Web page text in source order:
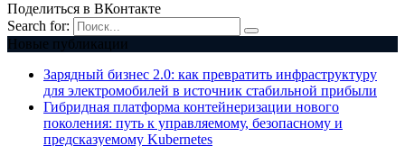
Поделиться в ВКонтакте
Search for:
Новые публикации
Зарядный бизнес 2.0: как превратить инфраструктуру
для электромобилей в источник стабильной прибыли
Гибридная платформа контейнеризации нового
поколения: путь к управляемому, безопасному и
предсказуемому Kubernetes